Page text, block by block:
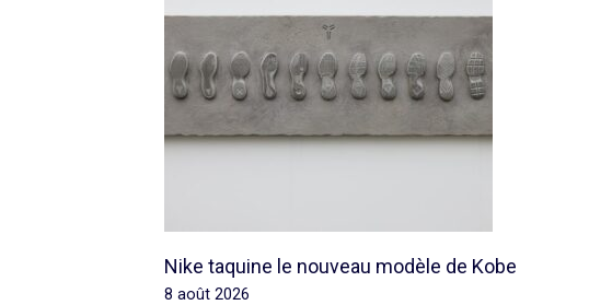
Nike taquine le nouveau modèle de Kobe
8 août 2026